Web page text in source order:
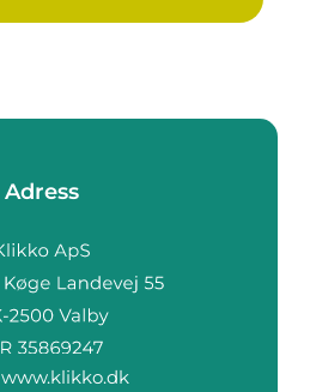
Adress
www.klikko.dk